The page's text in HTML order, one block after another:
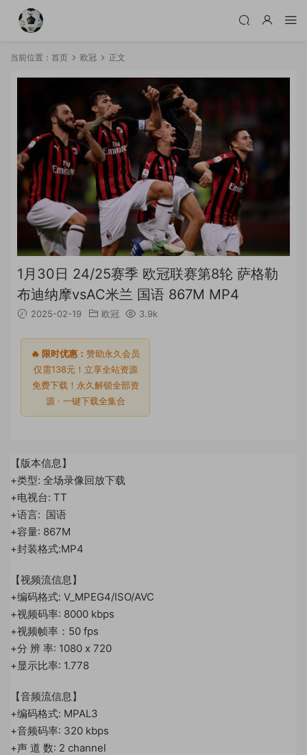
当前位置： 首页 欧冠 正文
1月30日 24/25赛季 欧冠联赛第8轮 萨格勒
布迪纳摩vsAC米兰 国语 867M MP4
2025-02-19 欧冠 3.9k
🔥 限时优惠： 赞助永久会员
仅需138元！立享全站资源
免费下载！永久解锁全部资
源 · 一键下载全集合
【版本信息】
+类型: 全场录像回放下载
+电视台: TT
+语言: 国语
+容量: 867M
+封装格式:MP4
【视频流信息】
+编码格式: V_MPEG4/ISO/AVC
+视频码率: 8000 kbps
+视频帧率：50 fps
+分 辨 率: 1080 x 720
+显示比率: 1.778
【音频流信息】
+编码格式: MPAL3
+音频码率: 320 kbps
+声 道 数: 2 channel